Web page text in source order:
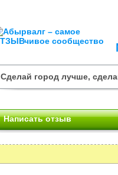
Сделай город лучше,
Написать отзыв